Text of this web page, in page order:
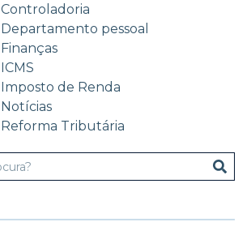
Controladoria
Departamento pessoal
Finanças
ICMS
Imposto de Renda
Notícias
Reforma Tributária